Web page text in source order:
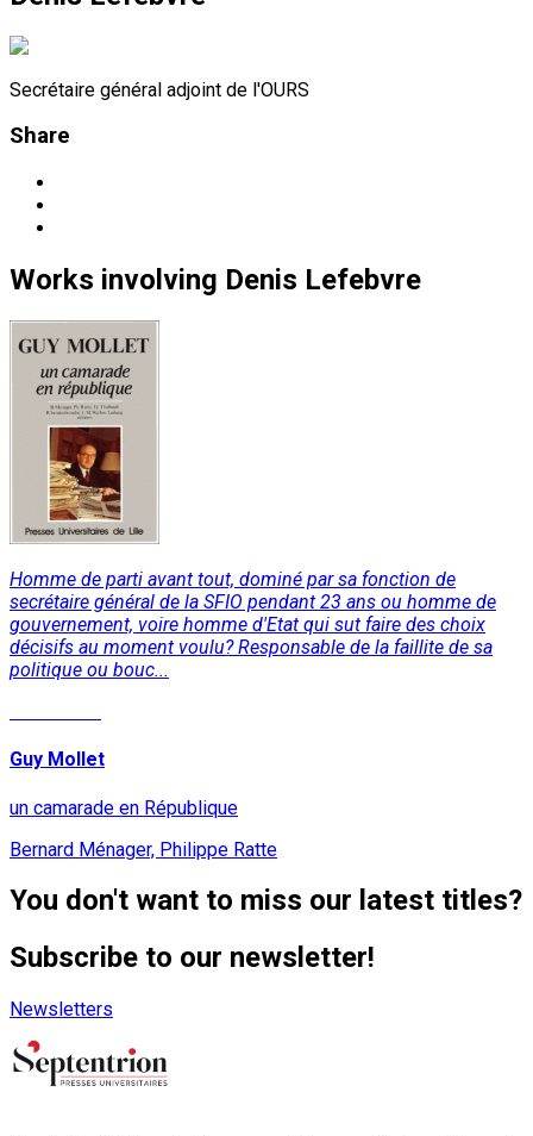
Secrétaire général adjoint de l'OURS
Share
Works involving Denis Lefebvre
Homme de parti avant tout, dominé par sa fonction de
secrétaire général de la SFIO pendant 23 ans ou homme de
gouvernement, voire homme d'Etat qui sut faire des choix
décisifs au moment voulu? Responsable de la faillite de sa
politique ou bouc...
Guy Mollet
un camarade en République
Bernard Ménager, Philippe Ratte
You don't want to miss our latest titles?
Subscribe to our newsletter!
Newsletters